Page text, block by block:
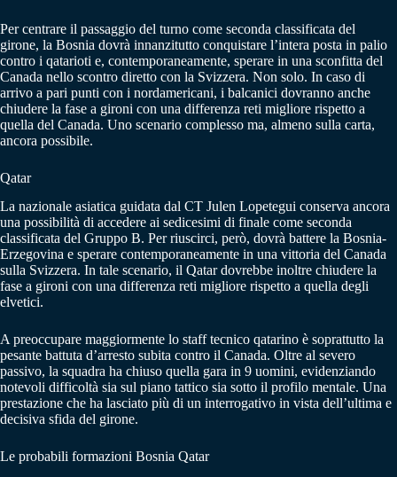
Per centrare il passaggio del turno come seconda classificata del
girone, la Bosnia dovrà innanzitutto conquistare l’intera posta in palio
contro i qatarioti e, contemporaneamente, sperare in una sconfitta del
Canada nello scontro diretto con la Svizzera. Non solo. In caso di
arrivo a pari punti con i nordamericani, i balcanici dovranno anche
chiudere la fase a gironi con una differenza reti migliore rispetto a
quella del Canada. Uno scenario complesso ma, almeno sulla carta,
ancora possibile.
Qatar
La nazionale asiatica guidata dal CT Julen Lopetegui conserva ancora
una possibilità di accedere ai sedicesimi di finale come seconda
classificata del Gruppo B. Per riuscirci, però, dovrà battere la Bosnia-
Erzegovina e sperare contemporaneamente in una vittoria del Canada
sulla Svizzera. In tale scenario, il Qatar dovrebbe inoltre chiudere la
fase a gironi con una differenza reti migliore rispetto a quella degli
elvetici.
A preoccupare maggiormente lo staff tecnico qatarino è soprattutto la
pesante battuta d’arresto subita contro il Canada. Oltre al severo
passivo, la squadra ha chiuso quella gara in 9 uomini, evidenziando
notevoli difficoltà sia sul piano tattico sia sotto il profilo mentale. Una
prestazione che ha lasciato più di un interrogativo in vista dell’ultima e
decisiva sfida del girone.
Le probabili formazioni Bosnia Qatar